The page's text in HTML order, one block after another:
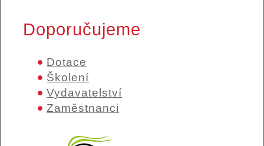
Doporučujeme
Dotace
Školení
Vydavatelství
Zaměstnanci